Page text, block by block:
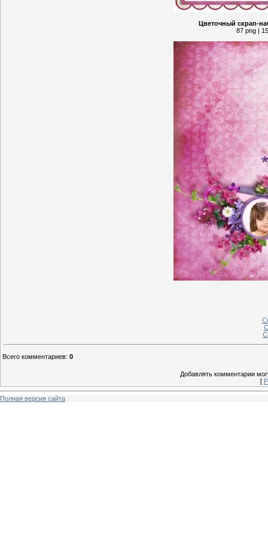
Цветочный скрап-
87 png |
Всего комментариев: 0
Добавлять комментарии
[
Полная версия сайта